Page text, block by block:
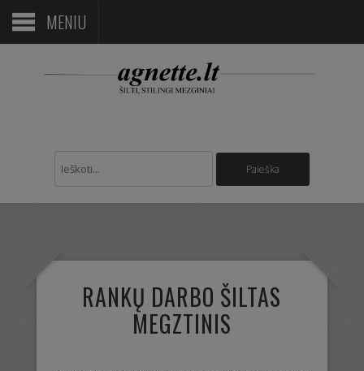
MENIU
RANKŲ DARBO ŠILTAS
MEGZTINIS